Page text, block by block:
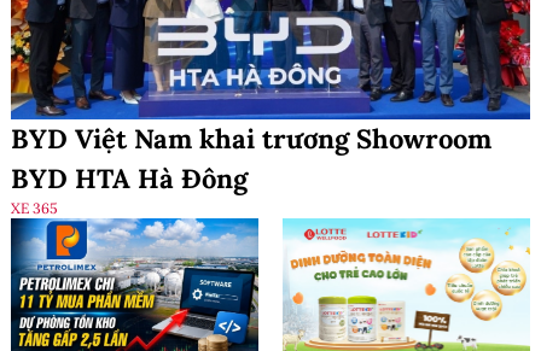
BYD Việt Nam khai trương Showroom
BYD HTA Hà Đông
XE 365